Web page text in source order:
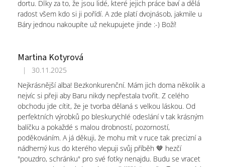
dortu. DÍky za to, že jsou lidé, které jejich práce baví a dělá
radost všem kdo si ji pořídí. A zde platí dvojnásob, jakmile u
Báry jednou nakoupíte už nekupujete jinde :-) Boží!
Martina Kotyrová
Hodnocení obchodu je 5 z 5 hvězdiček.
|
30.11.2025
Nejkrásnější alba! Bezkonkurenční. Mám jich doma několik a
nejvíc si přeji aby Baru nikdy nepřestala tvořit. Z celého
obchodu jde cítit, že je tvorba dělaná s velkou láskou. Od
perfektních výrobků po bleskurychlé odeslání v tak krásným
balíčku a pokaždé s malou drobností, pozorností,
poděkováním. A já děkuji, že mohu mít v ruce tak precizní a
nádherný kus do kterého vlepuji svůj příběh 🤎 hezčí
"pouzdro, schránku" pro své fotky nenajdu. Budu se vracet